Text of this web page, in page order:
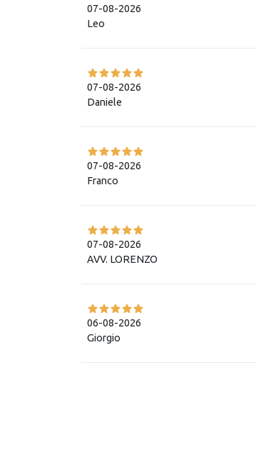
07-08-2026
Leo
07-08-2026
Daniele
07-08-2026
Franco
07-08-2026
AVV. LORENZO
06-08-2026
Giorgio